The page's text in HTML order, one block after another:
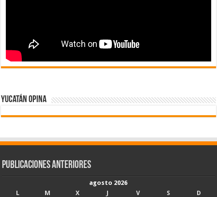
Yucatán Opina
Publicaciones Anteriores
agosto 2026
L
M X J V S
D